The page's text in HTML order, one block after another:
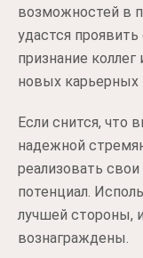
возможностей в
удастся
признание
новых карьерных
Если снится, что
надежной
реализовать
потенциал.
лучшей стороны,
вознаграждены.